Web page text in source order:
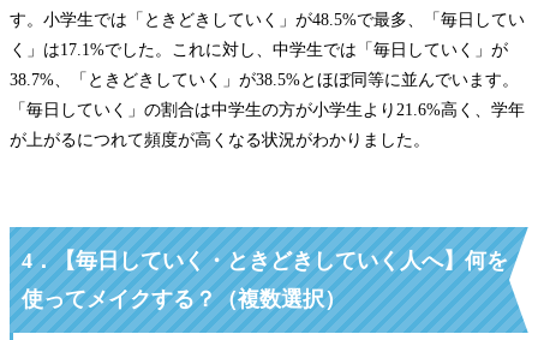
す。小学生では「ときどきしていく」が48.5%で最多、「毎日してい
く」は17.1%でした。これに対し、中学生では「毎日していく」が
38.7%、「ときどきしていく」が38.5%とほぼ同等に並んでいます。
「毎日していく」の割合は中学生の方が小学生より21.6%高く、学年
が上がるにつれて頻度が高くなる状況がわかりました。
4．【毎日していく・ときどきしていく人へ】何を
使ってメイクする？（複数選択）